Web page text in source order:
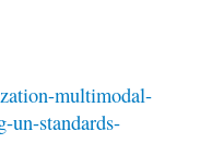
multimodal-
un-standards-